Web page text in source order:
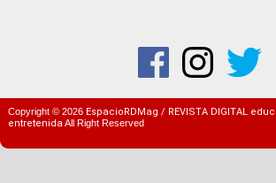
Copyright © 2026 EspacioRDMag / REVISTA DIGITAL
entretenidaAll Right Reserved